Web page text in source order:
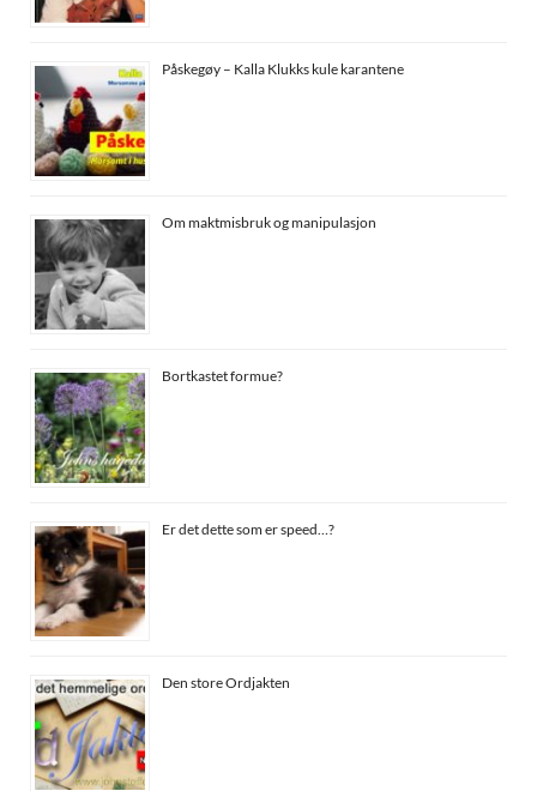
Påskegøy – Kalla Klukks kule karantene
Om maktmisbruk og manipulasjon
Bortkastet formue?
Er det dette som er speed…?
Den store Ordjakten